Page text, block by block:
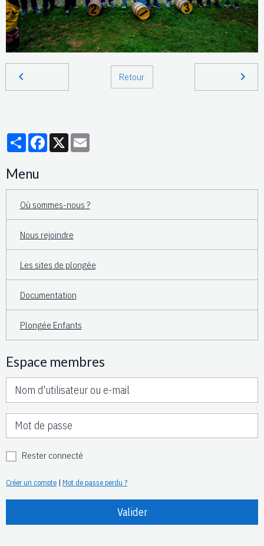
Retour
PartagerFacebook
X
Menu
Où sommes-nous ?
Nous rejoindre
Les sites de plongée
Documentation
Plongée Enfants
Espace membres
Rester connecté
Créer un compte | Mot de passe perdu ?
Valider